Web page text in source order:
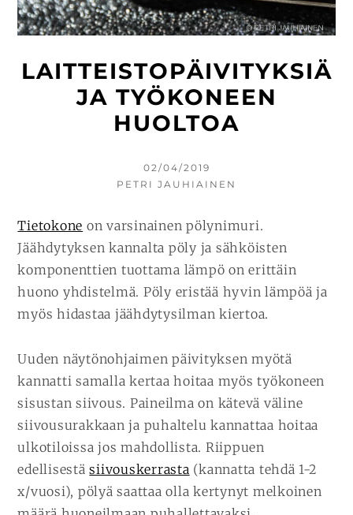
LAITTEISTOPÄIVITYKSIÄ
JA TYÖKONEEN
HUOLTOA
KIRJOITETTU
02/04/2019
KIRJOITTAJA
PETRI JAUHIAINEN
Tietokone on varsinainen pölynimuri.
Jäähdytyksen kannalta pöly ja sähköisten
komponenttien tuottama lämpö on erittäin
huono yhdistelmä. Pöly eristää hyvin lämpöä ja
myös hidastaa jäähdytysilman kiertoa.
Uuden näytönohjaimen päivityksen myötä
kannatti samalla kertaa hoitaa myös työkoneen
sisustan siivous. Paineilma on kätevä väline
siivousurakkaan ja puhaltelu kannattaa hoitaa
ulkotiloissa jos mahdollista. Riippuen
edellisestäsiivouskerrasta (kannatta tehdä 1-2
x/vuosi), pölyä saattaa olla kertynyt melkoinen